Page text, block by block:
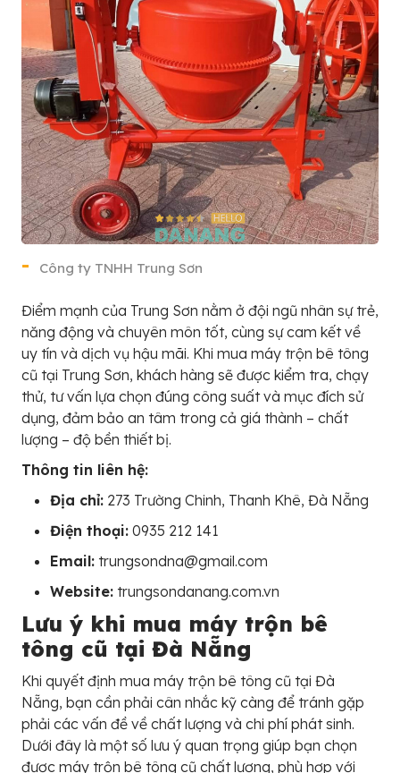
Công ty TNHH Trung Sơn
Điểm mạnh của Trung Sơn nằm ở đội ngũ nhân sự trẻ,
năng động và chuyên môn tốt, cùng sự cam kết về
uy tín và dịch vụ hậu mãi. Khi mua máy trộn bê tông
cũ tại Trung Sơn, khách hàng sẽ được kiểm tra, chạy
thử, tư vấn lựa chọn đúng công suất và mục đích sử
dụng, đảm bảo an tâm trong cả giá thành – chất
lượng – độ bền thiết bị.
Thông tin liên hệ:
Địa chỉ: 273 Trường Chinh, Thanh Khê, Đà Nẵng
Điện thoại: 0935 212 141
Email: trungsondna@gmail.com
Website: trungsondanang.com.vn
Lưu ý khi mua máy trộn bê
tông cũ tại Đà Nẵng
Khi quyết định mua máy trộn bê tông cũ tại Đà
Nẵng, bạn cần phải cân nhắc kỹ càng để tránh gặp
phải các vấn đề về chất lượng và chi phí phát sinh.
Dưới đây là một số lưu ý quan trọng giúp bạn chọn
được máy trộn bê tông cũ chất lượng, phù hợp với